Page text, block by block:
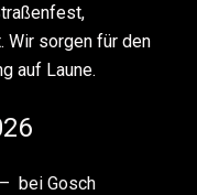
Wir sorgen für den
auf Laune.
bei Gosch